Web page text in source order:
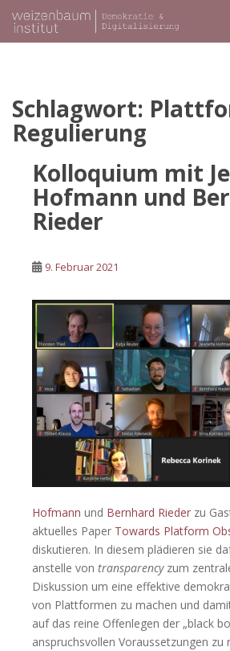
i
Schlagwort:
Regulierung
Kolloquium mit
Hofmann und
Rieder
9. Februar 2021
Hofmann und Bernhard Rieder zu
aktuelles Paper Towards Platform
diskutieren. In diesem plädieren sie
anstelle von transparencyzum
Diskussion um eine effektive
von Plattformen zu machen und
auf das reine Offenlegen der „black
anspruchsvollen Voraussetzungen zu